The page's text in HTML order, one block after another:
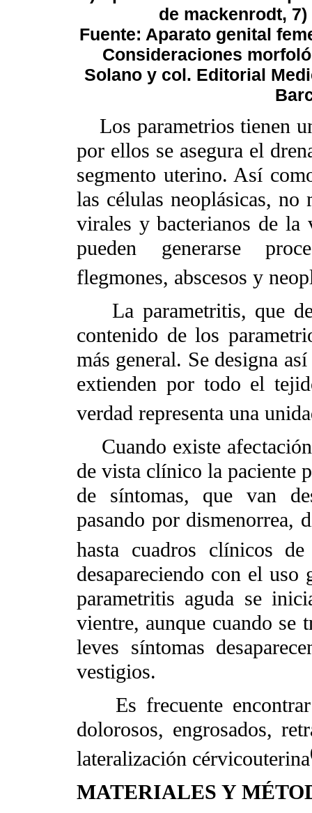
de mackenrodt,
Fuente: Aparato genital
Consideraciones
Solano y col. Editorial
Los parametrios tienen
por ellos se asegura el
segmento uterino. Así
las células neoplásicas,
virales y bacterianos de la
pueden generarse
flegmones, abscesos y
La parametritis, que
contenido de los
más general. Se designa
extienden por todo el
verdad representa una
Cuando existe
de vista clínico la paciente
de síntomas, que van
pasando por dismenorrea,
hasta cuadros clínicos de
desapareciendo con el
parametritis aguda se
vientre, aunque cuando se
leves síntomas
vestigios.
Es frecuente encontrar
dolorosos, engrosados,
lateralización cérvicouterina
MATERIALES Y